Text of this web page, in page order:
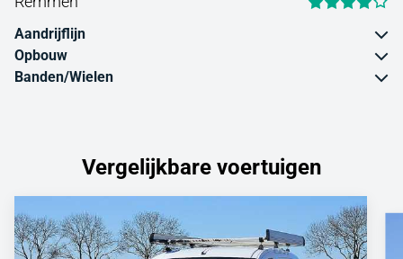
Aandrijflijn
Opbouw
Banden/Wielen
Vergelijkbare voertuigen